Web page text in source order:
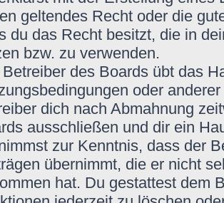
geltendes Recht oder die
du das Recht besitzt, die in
bzw. zu verwenden.
des Boards übt das
oder
dich nach Abmahnung
ausschließen und dir ein
zur Kenntnis, dass der
übernimmt, die er nicht
hat. Du gestattest dem